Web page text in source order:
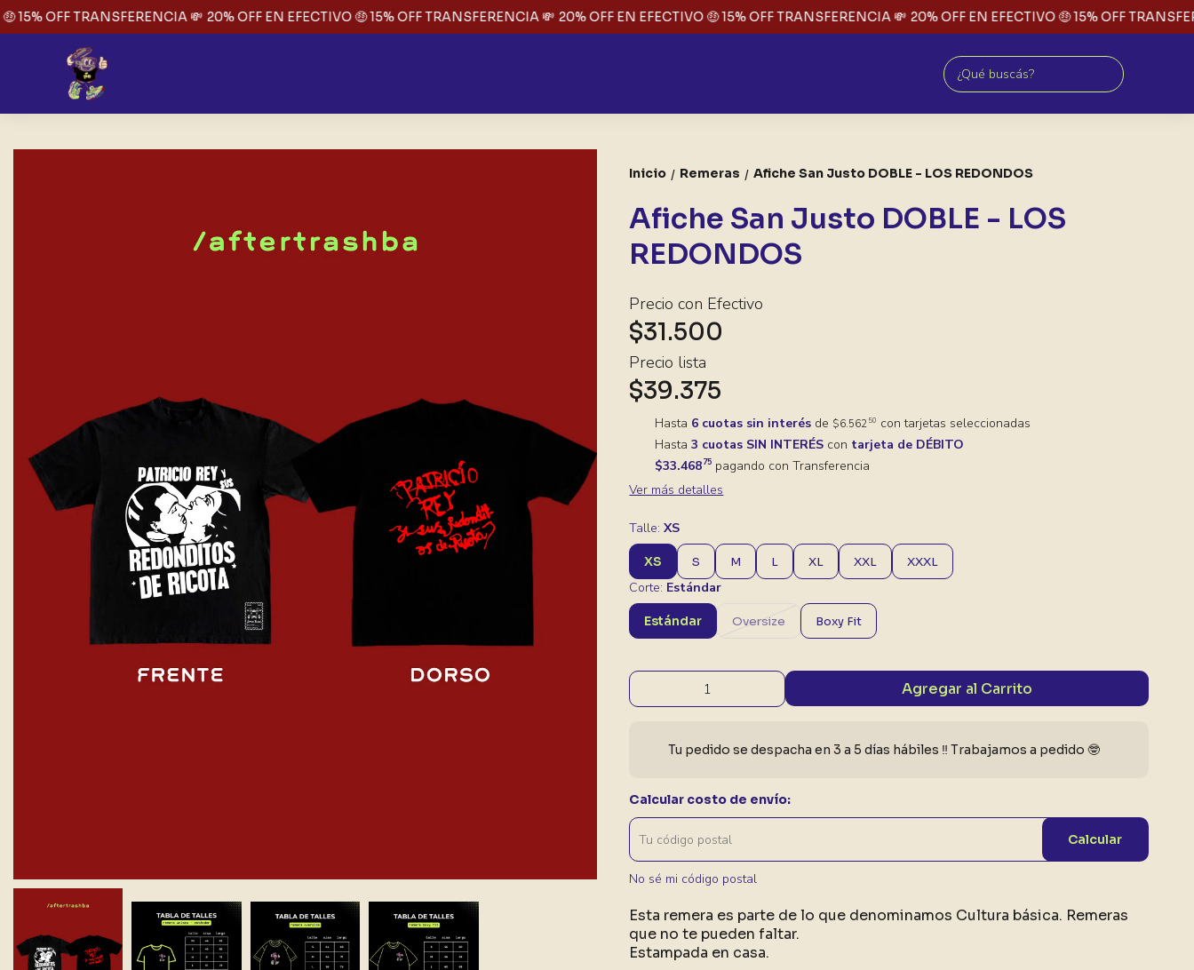
OFF TRANSFERENCIA 💸 20% OFF EN EFECTIVO 🤑 15% OFF TRANSFERENCIA 💸 20% OFF EN EFECTIVO 🤑 15% OFF TRANSFERENCIA 💸 20% OFF EN EFECTIVO 🤑 15% OFF
Inicio / Remeras / Afiche San Justo DOBLE - LOS REDONDOS
Afiche San Justo DOBLE - LOS
REDONDOS
Precio con Efectivo
$31.500
Precio lista
$39.375
Hasta 6 cuotas sin interés de $6.56250 con tarjetas seleccionadas
Hasta3 cuotas SIN INTERÉS con tarjeta de DÉBITO
$33.46875 pagando con Transferencia
Ver más detalles
Talle:XS
XS S M L XL XXL XXXL
Corte: Estándar
Estándar Oversize Boxy Fit
Agregar al Carrito
Tu pedido se despacha en 3 a 5 días hábiles ‼️ Trabajamos a pedido 🤓
Calcular costo de envío:
Calcular
No sé mi código postal
Esta remera es parte de lo que denominamos Cultura básica. Remeras
que no te pueden faltar.
Estampada en casa.